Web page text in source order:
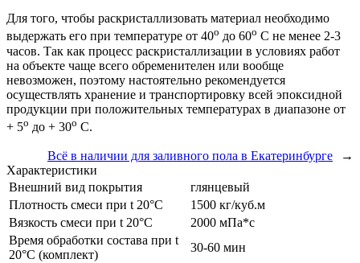
Для того, чтобы раскристаллизовать материал необходимо
выдержать его при температуре от 40о до 60о С не менее 2-3
часов. Так как процесс раскристаллизации в условиях работ
на объекте чаще всего обременителен или вообще
невозможен, поэтому настоятельно рекомендуется
осуществлять хранение и транспортировку всей эпоксидной
продукции при положительных температурах в диапазоне от
+ 5о до + 30о С.
Всё в наличии для заливного пола в Екатеринбурге
→
Характеристики
Внешний вид покрытия
глянцевый
Плотность смеси при t 20°C
1500 кг/куб.м
Вязкость смеси при t 20°С
2000 мПа*с
Время обработки состава при t
20°C (комплект)
30-60 мин